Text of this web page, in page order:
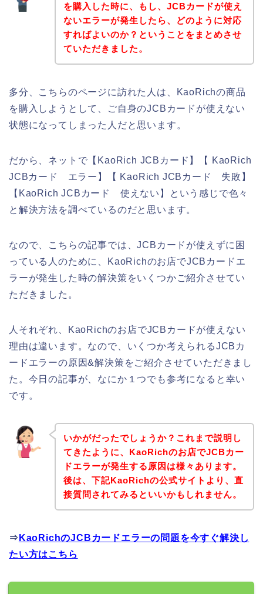
を購入した時に、もし、JCBカードが使え
ないエラーが発生したら、どのように対応
すればよいのか？ということをまとめさせ
ていただきました。
多分、こちらのページに訪れた人は、KaoRichの商品
を購入しようとして、ご自身のJCBカードが使えない
状態になってしまった人だと思います。
だから、ネットで【KaoRich JCBカード】【 KaoRich
JCBカード エラー】【 KaoRich JCBカード 失敗】
【KaoRich JCBカード 使えない】という感じで色々
と解決方法を調べているのだと思います。
なので、こちらの記事では、JCBカードが使えずに困
っている人のために、KaoRichのお店でJCBカードエ
ラーが発生した時の解決策をいくつかご紹介させてい
ただきました。
人それぞれ、KaoRichのお店でJCBカードが使えない
理由は違います。なので、いくつか考えられるJCBカ
ードエラーの原因&解決策をご紹介させていただきまし
た。今日の記事が、なにか１つでも参考になると幸い
です。
いかがだったでしょうか？これまで説明し
てきたように、KaoRichのお店でJCBカー
ドエラーが発生する原因は様々あります。
後は、下記KaoRichの公式サイトより、直
接質問されてみるといいかもしれません。
⇒ KaoRichのJCBカードエラーの問題を今すぐ解決し
たい方はこちら